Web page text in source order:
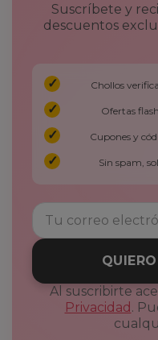
Suscríbete y
descuentos
Chollos
Ofertas
Cupones y
Sin spam,
Al suscribirte
Privacidad .